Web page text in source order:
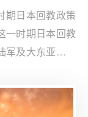
期日本回教政策
一时期日本回教
及大东亚省。
培育其亲日立
者更重视“共荣